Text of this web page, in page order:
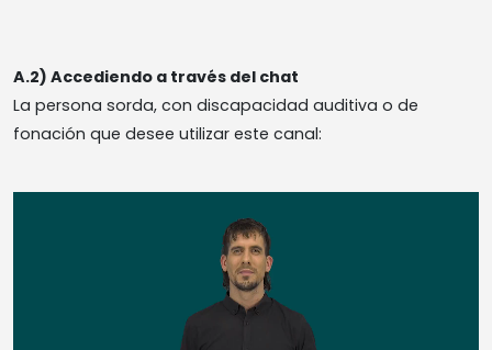
A.2) Accediendo a través del chat
La persona sorda, con discapacidad auditiva o de
fonación que desee utilizar este canal: